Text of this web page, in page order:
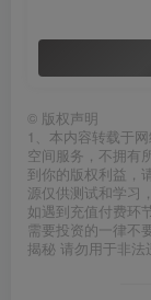
© 版权声明
1、本内容转载于
空间服务，不拥有
到你的版权利益，
源仅供测试和学习
如遇到充值付费环
需要投资的一律不
揭秘 请勿用于非